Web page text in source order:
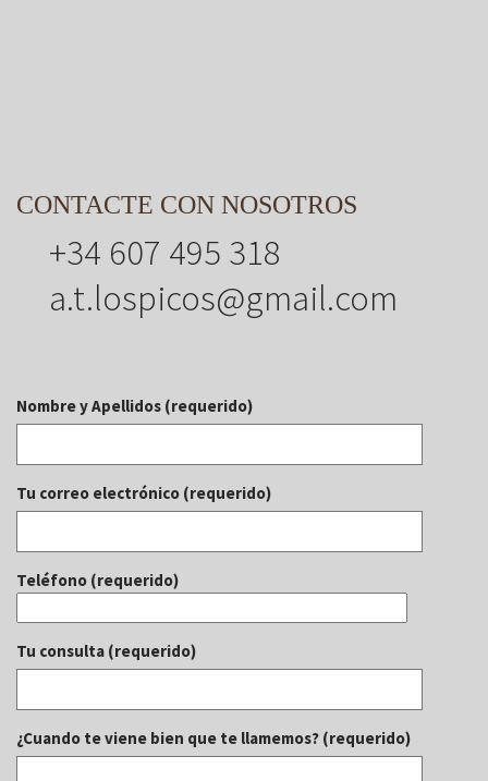
CONTACTE CON NOSOTROS
+34 607 495 318
a.t.lospicos@gmail.com
Nombre y Apellidos (requerido)
Tu correo electrónico (requerido)
Teléfono (requerido)
Tu consulta (requerido)
¿Cuando te viene bien que te llamemos? (requerido)